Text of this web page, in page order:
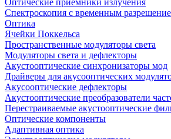
Оптические приемники излучения
Спектроскопия с временным
Оптика
Ячейки Поккельса
Пространственные модуляторы света
Модуляторы света и дефлекторы
Акустооптические синхронизаторы мод
Драйверы для акусооптических
Акусооптические дефлекторы
Акустооптические преобразователи
Перестраиваемые акустооптические
Оптические компоненты
Адаптивная оптика